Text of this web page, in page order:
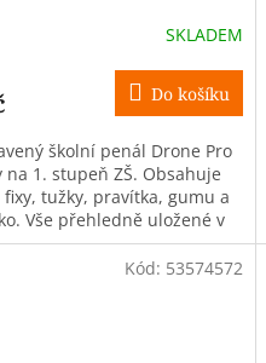
SKLADEM
Do košíku
školní penál Drone Pro
na 1. stupeň ZŠ. Obsahuje
fixy, tužky, pravítka, gumu a
Vše přehledně uložené v
Kód: 53574572